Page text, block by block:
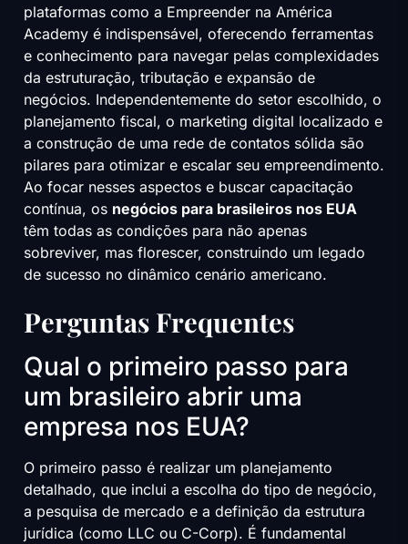
plataformas como a Empreender na América
Academy é indispensável, oferecendo ferramentas
e conhecimento para navegar pelas complexidades
da estruturação, tributação e expansão de
negócios. Independentemente do setor escolhido, o
planejamento fiscal, o marketing digital localizado e
a construção de uma rede de contatos sólida são
pilares para otimizar e escalar seu empreendimento.
Ao focar nesses aspectos e buscar capacitação
contínua, os negócios para brasileiros nos EUA
têm todas as condições para não apenas
sobreviver, mas florescer, construindo um legado
de sucesso no dinâmico cenário americano.
Perguntas Frequentes
Qual o primeiro passo para
um brasileiro abrir uma
empresa nos EUA?
O primeiro passo é realizar um planejamento
detalhado, que inclui a escolha do tipo de negócio,
a pesquisa de mercado e a definição da estrutura
jurídica (como LLC ou C-Corp). É fundamental